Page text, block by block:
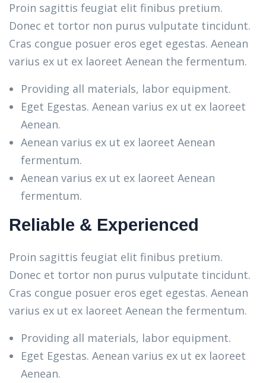
Proin sagittis feugiat elit finibus pretium.
Donec et tortor non purus vulputate tincidunt.
Cras congue posuer eros eget egestas. Aenean
varius ex ut ex laoreet Aenean the fermentum.
Providing all materials, labor equipment.
Eget Egestas. Aenean varius ex ut ex laoreet
Aenean.
Aenean varius ex ut ex laoreet Aenean
fermentum.
Aenean varius ex ut ex laoreet Aenean
fermentum.
Reliable & Experienced
Proin sagittis feugiat elit finibus pretium.
Donec et tortor non purus vulputate tincidunt.
Cras congue posuer eros eget egestas. Aenean
varius ex ut ex laoreet Aenean the fermentum.
Providing all materials, labor equipment.
Eget Egestas. Aenean varius ex ut ex laoreet
Aenean.